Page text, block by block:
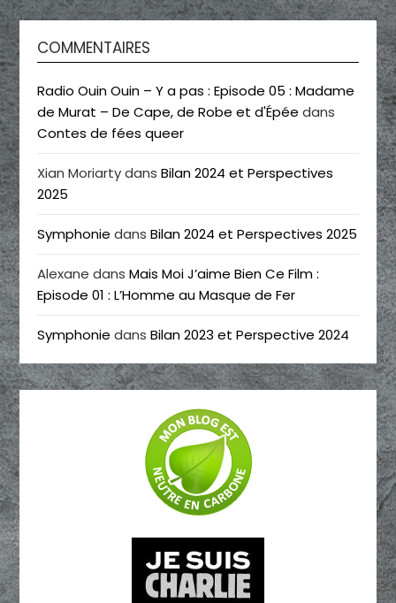
COMMENTAIRES
Radio Ouin Ouin – Y a pas : Episode 05 : Madame
de Murat – De Cape, de Robe et d'Épée dans
Contes de fées queer
Xian MoriartydansBilan 2024 et Perspectives
2025
Symphonie dansBilan 2024 et Perspectives 2025
Alexane dansMais Moi J’aime Bien Ce Film :
Episode 01 : L’Homme au Masque de Fer
Symphonie dansBilan 2023 et Perspective 2024